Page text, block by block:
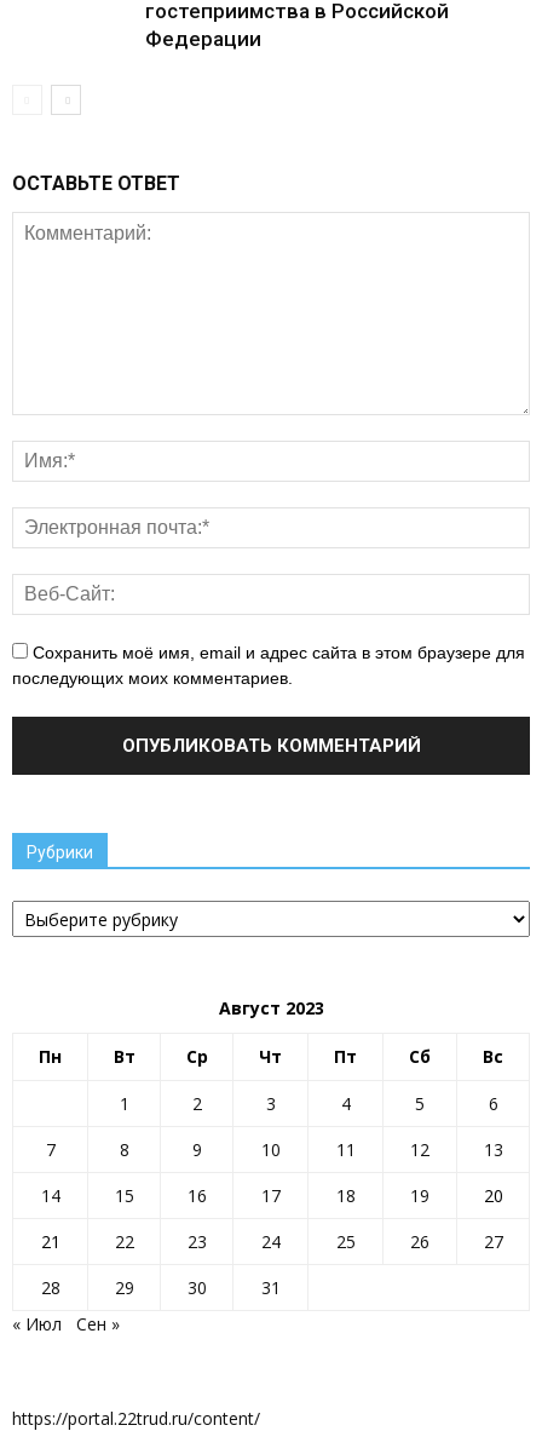
гостеприимства в Российской
Федерации
ОСТАВЬТЕ ОТВЕТ
Сохранить моё имя, email и адрес сайта в этом браузере для
последующих моих комментариев.
Рубрики
Рубрики
Август 2023
Пн Вт Ср Чт Пт Сб Вс
1 2 3 4 5
6
7
8 9 10 11 12
13
14
15 16 17 18 19
20
21
22 23 24 25 26
27
28
29 30
31
« Июл
Сен »
https://portal.22trud.ru/content/